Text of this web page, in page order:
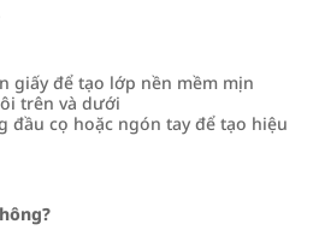
giấy để tạo lớp nền mềm mịn
trên và dưới
đầu cọ hoặc ngón tay để tạo hiệu